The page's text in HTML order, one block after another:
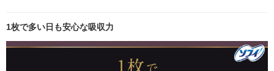
1枚で多い日も安心な吸収力